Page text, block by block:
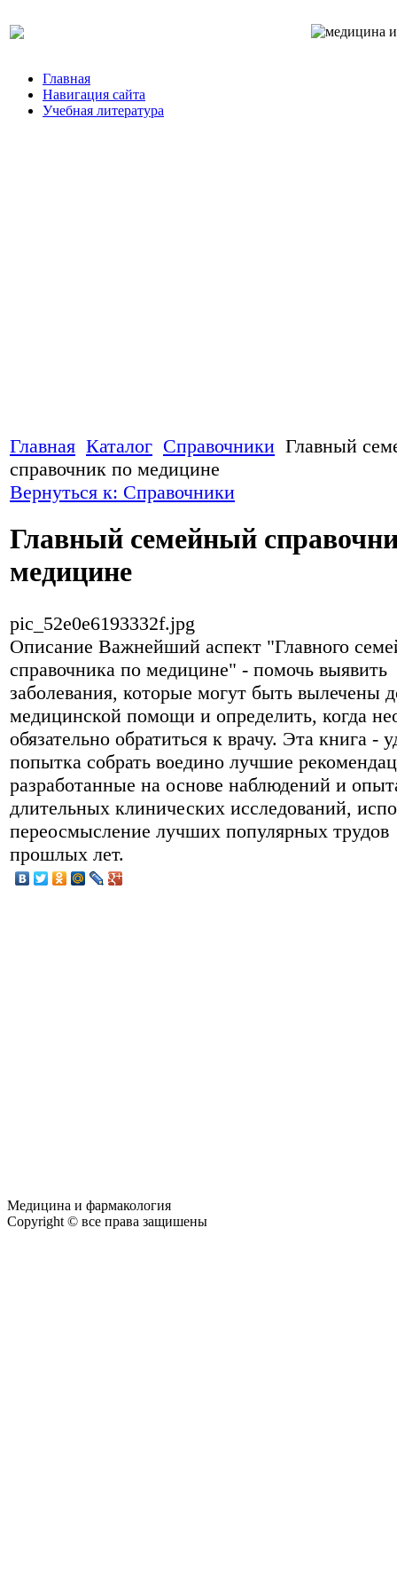
Главная
Навигация сайта
Учебная литература
Главная Каталог Справочники Главный
справочник по медицине
Вернуться к: Справочники
Главный семейный
медицине
pic_52e0e6193332f.jpg
Описание Важнейший аспект "Главного
справочника по медицине" - помочь выявить
заболевания, которые могут быть вылечены
медицинской помощи и определить, когда
обязательно обратиться к врачу. Эта книга -
попытка собрать воедино лучшие
разработанные на основе наблюдений и
длительных клинических исследований,
переосмысление лучших популярных трудов
прошлых лет.
Медицина и фармакология
Copyright © все права защишены